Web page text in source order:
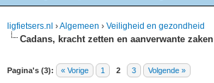
ligfietsers.nl ›Algemeen › Veiligheid en gezondheid
Cadans, kracht zetten en aanverwante zaken
Pagina's (3): « Vorige 1 2 3 Volgende »
waardering is 0